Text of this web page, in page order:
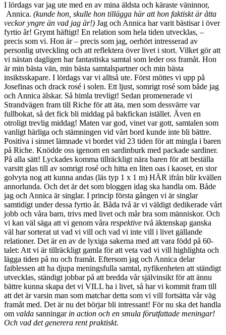
I lördags var jag ute med en av mina äldsta och käraste väninnor,
Annica. (kunde hon, skulle hon tillägga här att hon faktiskt är åtta
veckor yngre än vad jag är!) Jag och Annica har varit bästisar i över
fyrtio år! Grymt häftigt! En relation som hela tiden utvecklas, –
precis som vi. Hon är – precis som jag, oerhört intresserad av
personlig utveckling och att reflektera över livet i stort. Vilket gör att
vi nästan dagligen har fantastiska samtal som leder oss framåt. Hon
är min bästa vän, min bästa samtalspartner och min bästa
insiktsskapare. I lördags var vi alltså ute. Först möttes vi upp på
Josefinas och drack rosé i solen. Ett ljust, somrigt rosé som både jag
och Annica älskar. Så himla trevligt! Sedan promenerade vi
Strandvägen fram till Riche för att äta, men som dessvärre var
fullbokat, så det fick bli middag på bakfickan istället. Även en
otroligt trevlig middag! Maten var god, vinet var gott, samtalen som
vanligt härliga och stämningen vid vårt bord kunde inte bli bättre.
Positiva i sinnet lämnade vi bordet vid 23 tiden för att mingla i baren
på Riche. Knödde oss igenom en sardinburk med packade sardiner.
På alla sätt! Lyckades komma tillräckligt nära baren för att beställa
varsitt glas till av somrigt rosé och hitta en liten oas i kaoset, en stor
golvyta nog att kunna andas (läs typ 1 x 1 m) HÄR ifrån blir kvällen
annorlunda. Och det är det som bloggen idag ska handla om. Både
jag och Annica är singlar. I princip första gången vi är singlar
samtidigt under dessa fyrtio år. Båda två är vi väldigt dedikerade vårt
jobb och våra barn, trivs med livet och mår bra som människor. Och
vi kan väl säga att vi genom våra respektive två äktenskap ganska
väl har sorterat ut vad vi vill och vad vi inte vill i livet gällande
relationer. Det är en av de lyxiga sakerna med att vara född på 60-
talet: Att vi är tillräckligt gamla för att veta vad vi vill highlighta och
lägga tiden på nu och framåt. Eftersom jag och Annica delar
faiblessen att ha djupa meningsfulla samtal, nyfikenheten att ständigt
utvecklas, ständigt jobbar på att bredda vår självinsikt för att ännu
bättre kunna skapa det vi VILL ha i livet, så har vi kommit fram till
att det är varsin man som matchar detta som vi vill fortsätta vår väg
framåt med. Det är nu det börjar bli intressant! För nu ska det handla
om valda sanningar in action och en smula förutfattade meningar!
Och vad det generera rent praktiskt.